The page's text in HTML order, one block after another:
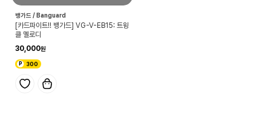
뱅가드 / Banguard
[카드파이트!! 뱅가드] VG-V-EB15: 트윙
클 멜로디
30,000
300